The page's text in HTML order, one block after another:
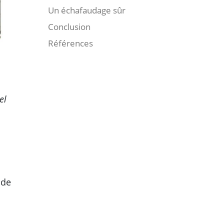
Un échafaudage sûr
Conclusion
Références